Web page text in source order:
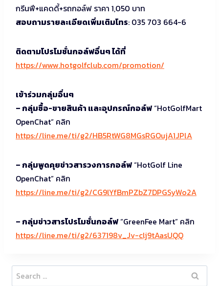
กรีนฟี+แคดดี้+รถกอล์ฟ ราคา 1,050 บาท
สอบถามรายละเอียดเพิ่มเติมโทร: 035 703 664-6
ติดตามโปรโมชั่นกอล์ฟอื่นๆ ได้ที่
https://www.hotgolfclub.com/promotion/
เข้าร่วมกลุ่มอื่นๆ
– กลุ่มซื้อ-ขายสินค้า และอุปกรณ์กอล์ฟ“HotGolfMart
OpenChat” คลิก
https://line.me/ti/g2/HB5RtWG8MGsRGOujA1JPlA
– กลุ่มพูดคุยข่าวสารวงการกอล์ฟ“HotGolf Line
OpenChat” คลิก
https://line.me/ti/g2/CG9lYfBmPZbZ7DPGSyWo2A
– กลุ่มข่าวสารโปรโมชั่นกอล์ฟ“GreenFee Mart” คลิก
https://line.me/ti/g2/637198v_Jv-clj9tAasUQQ
Search